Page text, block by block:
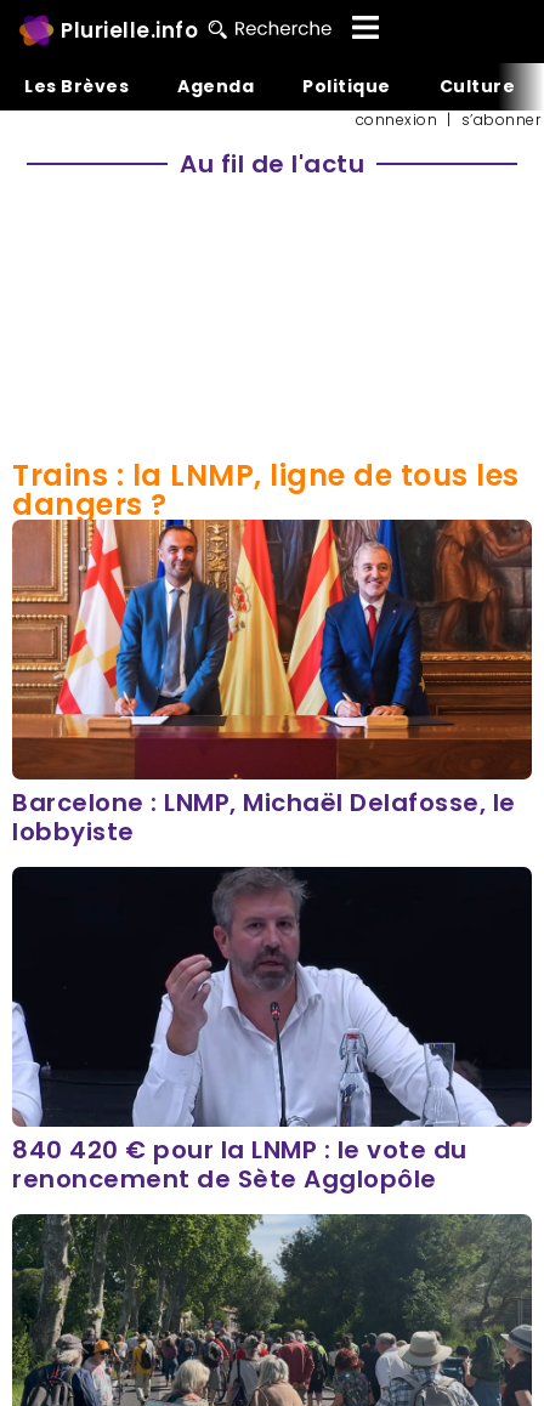
Plurielle.info
Les Brèves Agenda Politique Culture
connexion | s’abonner
Au fil de l'actu
Trains : la LNMP, ligne de tous les
dangers ?
Barcelone : LNMP, Michaël Delafosse, le
lobbyiste
840 420 € pour la LNMP : le vote du
renoncement de Sète Agglopôle